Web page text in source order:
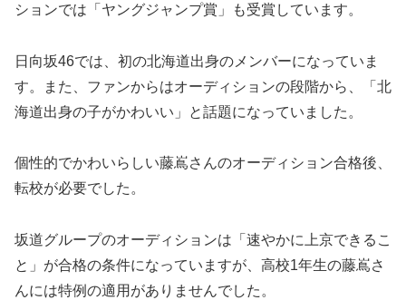
ションでは「ヤングジャンプ賞」も受賞しています。
日向坂46では、初の北海道出身のメンバーになっていま
す。また、ファンからはオーディションの段階から、「北
海道出身の子がかわいい」と話題になっていました。
個性的でかわいらしい藤嶌さんのオーディション合格後、
転校が必要でした。
坂道グループのオーディションは「速やかに上京できるこ
と」が合格の条件になっていますが、高校1年生の藤嶌さ
んには特例の適用がありませんでした。